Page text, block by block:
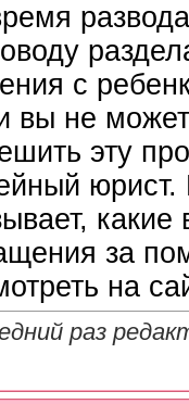
с
вы не
эту
юрист.
за
на
раз